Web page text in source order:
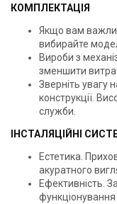
КОМПЛЕКТАЦІЯ
Якщо вам
вибирайте
Вироби з
зменшити
Зверніть увагу
конструкції.
служби.
ІНСТАЛЯЦІЙНІ
Естетика.
акуратного
Ефективність.
функціонування